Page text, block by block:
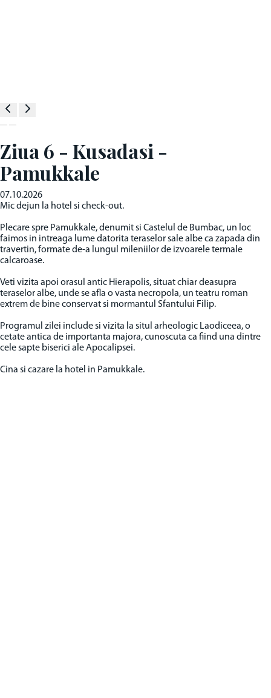
Ziua 6 - Kusadasi -
Pamukkale
07.10.2026
Mic dejun la hotel si check-out.
Plecare spre Pamukkale, denumit si Castelul de Bumbac, un loc
faimos in intreaga lume datorita teraselor sale albe ca zapada din
travertin, formate de-a lungul mileniilor de izvoarele termale
calcaroase.
Veti vizita apoi orasul antic Hierapolis, situat chiar deasupra
teraselor albe, unde se afla o vasta necropola, un teatru roman
extrem de bine conservat si mormantul Sfantului Filip.
Programul zilei include si vizita la situl arheologic Laodiceea, o
cetate antica de importanta majora, cunoscuta ca fiind una dintre
cele sapte biserici ale Apocalipsei.
Cina si cazare la hotel in Pamukkale.